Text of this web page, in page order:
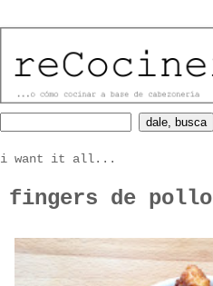
i want it all...
fingers de pollo